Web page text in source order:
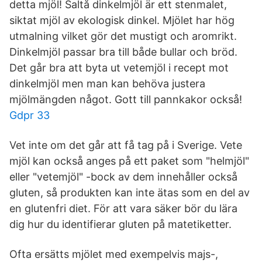
detta mjöl! Saltå dinkelmjöl är ett stenmalet,
siktat mjöl av ekologisk dinkel. Mjölet har hög
utmalning vilket gör det mustigt och aromrikt.
Dinkelmjöl passar bra till både bullar och bröd.
Det går bra att byta ut vetemjöl i recept mot
dinkelmjöl men man kan behöva justera
mjölmängden något. Gott till pannkakor också!
Gdpr 33
Vet inte om det går att få tag på i Sverige. Vete
mjöl kan också anges på ett paket som "helmjöl"
eller "vetemjöl" -bock av dem innehåller också
gluten, så produkten kan inte ätas som en del av
en glutenfri diet. För att vara säker bör du lära
dig hur du identifierar gluten på matetiketter.
Ofta ersätts mjölet med exempelvis majs-,